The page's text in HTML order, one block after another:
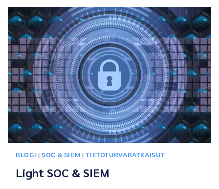
IBM
I
BLOGI |SOC & SIEM |TIETOTURVARATKAISUT
Light SOC & SIEM